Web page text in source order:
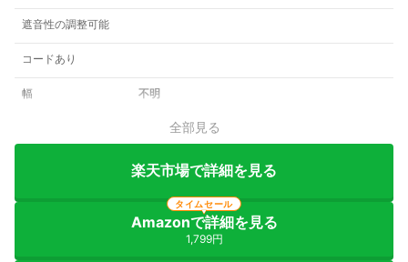
遮音性の調整可能
コードあり
幅 不明
全部見る
楽天市場で詳細を見る
Amazonで詳細を見る
1,799円
タイムセール